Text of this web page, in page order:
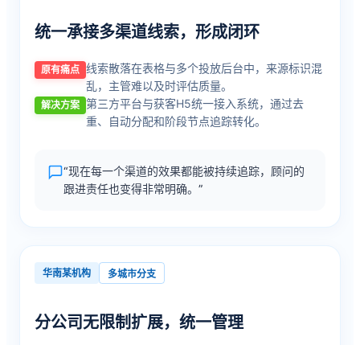
统一承接多渠道线索，形成闭环
原有痛点 线索散落在表格与多个投放后台中，来源标识混
乱，主管难以及时评估质量。
解决方案 第三方平台与获客H5统一接入系统，通过去
重、自动分配和阶段节点追踪转化。
“现在每一个渠道的效果都能被持续追踪，顾问的
跟进责任也变得非常明确。”
华南某机构 多城市分支
分公司无限制扩展，统一管理